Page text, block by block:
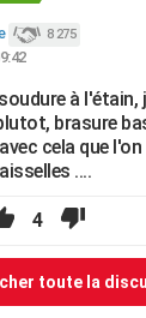
8 275
à
brasure
cela que l'on
....
4
toute la